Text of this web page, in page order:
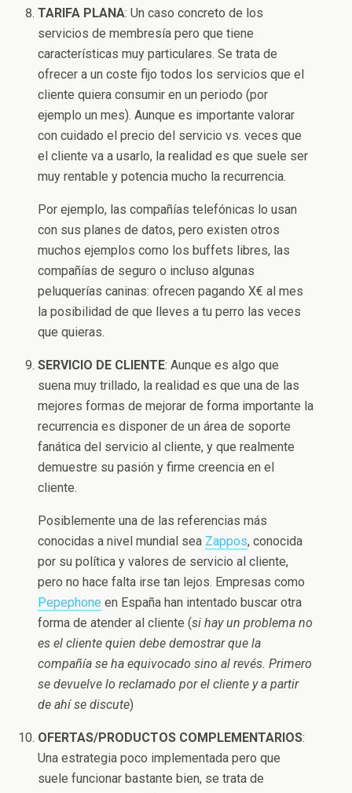
TARIFA PLANA: Un caso concreto de los
servicios de membresía pero que tiene
características muy particulares. Se trata de
ofrecer a un coste fijo todos los servicios que el
cliente quiera consumir en un periodo (por
ejemplo un mes). Aunque es importante valorar
con cuidado el precio del servicio vs. veces que
el cliente va a usarlo, la realidad es que suele ser
muy rentable y potencia mucho la recurrencia.
Por ejemplo, las compañías telefónicas lo usan
con sus planes de datos, pero existen otros
muchos ejemplos como los buffets libres, las
compañías de seguro o incluso algunas
peluquerías caninas: ofrecen pagando X€ al mes
la posibilidad de que lleves a tu perro las veces
que quieras.
SERVICIO DE CLIENTE: Aunque es algo que
suena muy trillado, la realidad es que una de las
mejores formas de mejorar de forma importante la
recurrencia es disponer de un área de soporte
fanática del servicio al cliente, y que realmente
demuestre su pasión y firme creencia en el
cliente.
Posiblemente una de las referencias más
conocidas a nivel mundial sea Zappos, conocida
por su política y valores de servicio al cliente,
pero no hace falta irse tan lejos. Empresas como
Pepephone en España han intentado buscar otra
forma de atender al cliente (si hay un problema no
es el cliente quien debe demostrar que la
compañía se ha equivocado sino al revés. Primero
se devuelve lo reclamado por el cliente y a partir
de ahí se discute)
OFERTAS/PRODUCTOS COMPLEMENTARIOS:
Una estrategia poco implementada pero que
suele funcionar bastante bien, se trata de